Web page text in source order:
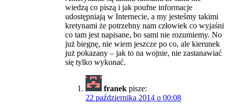
wiedzą co piszą i jak poufne informacje
udostępniają w Internecie, a my jesteśmy takimi
kretynami że potrzebny nam człowiek co wyjaśni
co tam jest napisane, bo sami nie rozumiemy. No
już biegnę, nie wiem jeszcze po co, ale kierunek
już pokazany – jak to na wojnie, nie zastanawiać
się tylko wykonać.
franek pisze:
22 października 2014 o 00:08